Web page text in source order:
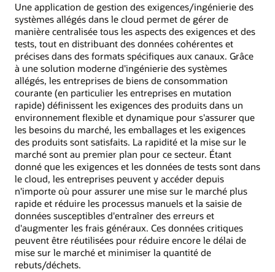
Une application de gestion des exigences/ingénierie des
systèmes allégés dans le cloud permet de gérer de
manière centralisée tous les aspects des exigences et des
tests, tout en distribuant des données cohérentes et
précises dans des formats spécifiques aux canaux. Grâce
à une solution moderne d'ingénierie des systèmes
allégés, les entreprises de biens de consommation
courante (en particulier les entreprises en mutation
rapide) définissent les exigences des produits dans un
environnement flexible et dynamique pour s'assurer que
les besoins du marché, les emballages et les exigences
des produits sont satisfaits. La rapidité et la mise sur le
marché sont au premier plan pour ce secteur. Étant
donné que les exigences et les données de tests sont dans
le cloud, les entreprises peuvent y accéder depuis
n'importe où pour assurer une mise sur le marché plus
rapide et réduire les processus manuels et la saisie de
données susceptibles d'entraîner des erreurs et
d'augmenter les frais généraux. Ces données critiques
peuvent être réutilisées pour réduire encore le délai de
mise sur le marché et minimiser la quantité de
rebuts/déchets.